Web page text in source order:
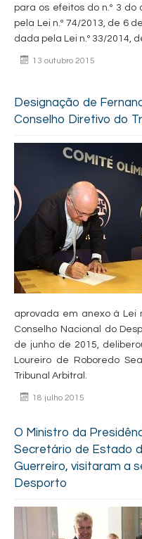
para os efeitos do n.º 3 do
pela Lei n.º 74/2013, de 6
dada pela Lei n.º 33/2014,
13 outubro 2015
Designação de
Conselho Diretivo do
aprovada em anexo à Lei
Conselho Nacional do
de junho de 2015,
Loureiro de Roboredo
Tribunal Arbitral.
18 julho 2015
O Ministro da
Secretário de Estado
Guerreiro, visitaram a
Desporto